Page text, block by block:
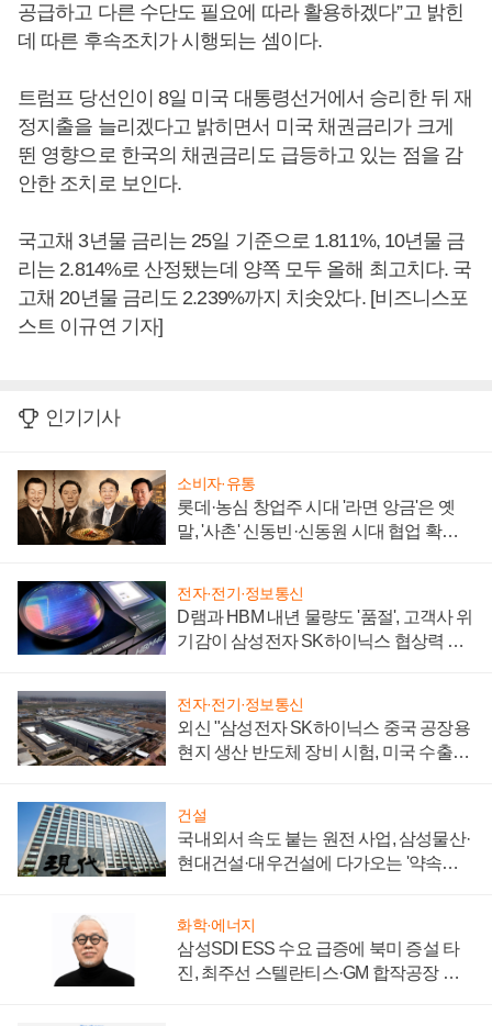
공급하고 다른 수단도 필요에 따라 활용하겠다”고 밝힌
데 따른 후속조치가 시행되는 셈이다.
트럼프 당선인이 8일 미국 대통령선거에서 승리한 뒤 재
정지출을 늘리겠다고 밝히면서 미국 채권금리가 크게
뛴 영향으로 한국의 채권금리도 급등하고 있는 점을 감
안한 조치로 보인다.
국고채 3년물 금리는 25일 기준으로 1.811%, 10년물 금
리는 2.814%로 산정됐는데 양쪽 모두 올해 최고치다. 국
고채 20년물 금리도 2.239%까지 치솟았다. [비즈니스포
스트 이규연 기자]
인기기사
소비자·유통
롯데·농심 창업주 시대 '라면 앙금'은 옛
말, '사촌' 신동빈·신동원 시대 협업 확대
전자·전기·정보통신
D램과 HBM 내년 물량도 '품절', 고객사 위
기감이 삼성전자 SK하이닉스 협상력 더
전자·전기·정보통신
외신 "삼성전자 SK하이닉스 중국 공장용
현지 생산 반도체 장비 시험, 미국 수출통
건설
국내외서 속도 붙는 원전 사업, 삼성물산·
현대건설·대우건설에 다가오는 '약속의
화학·에너지
삼성SDI ESS 수요 급증에 북미 증설 타
진, 최주선 스텔란티스·GM 합작공장 건